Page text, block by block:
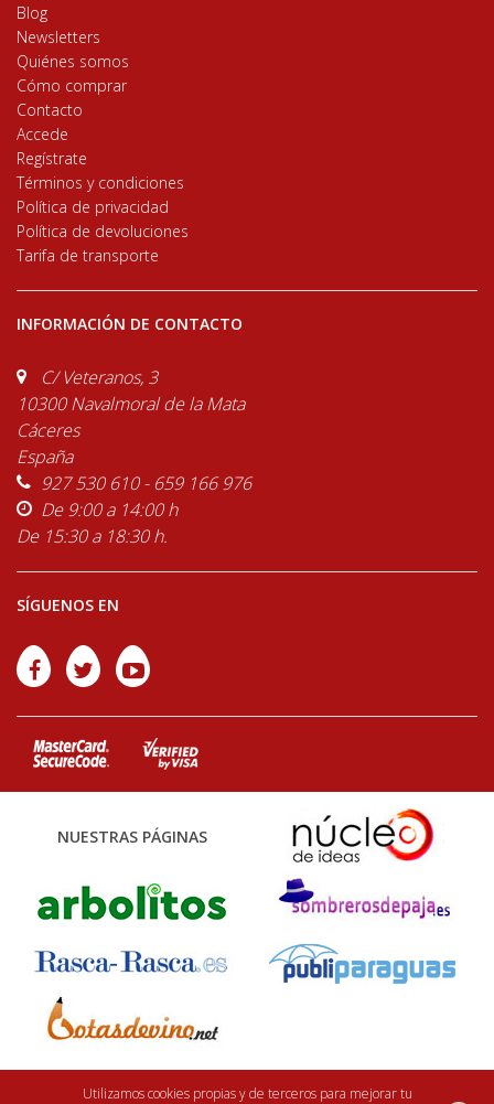
Utilizamos cookies propias y de terceros para mejorar tu
Blog
Newsletters
Quiénes somos
Cómo comprar
Contacto
Accede
Regístrate
Términos y condiciones
Política de privacidad
Política de devoluciones
Tarifa de transporte
INFORMACIÓN DE CONTACTO
C/ Veteranos, 3
10300 Navalmoral de la Mata
Cáceres
España
927 530 610 - 659 166 976
De 9:00 a 14:00 h
De 15:30 a 18:30 h.
SÍGUENOS EN
NUESTRAS PÁGINAS
Finca Casarejo 2026. Núcleo Zoológico: 122CC0001. Desarrollo web: